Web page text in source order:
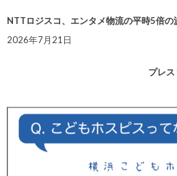
NTTロジスコ、エンタメ物流の平時5倍
2026年7月21日
プレ